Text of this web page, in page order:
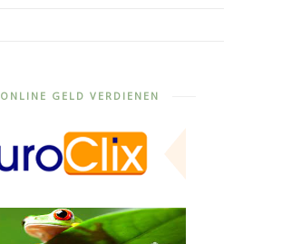
ONLINE GELD VERDIENEN